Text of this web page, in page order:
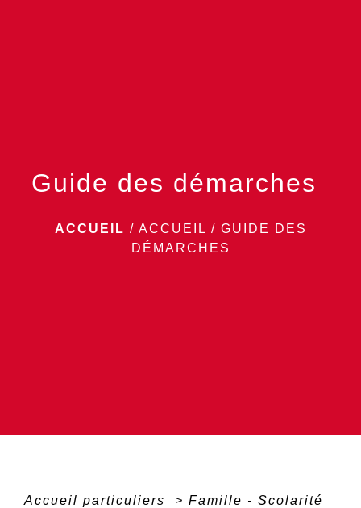
Guide des démarches
ACCUEIL / ACCUEIL / GUIDE DES
DÉMARCHES
Accueil particuliers > Famille - Scolarité